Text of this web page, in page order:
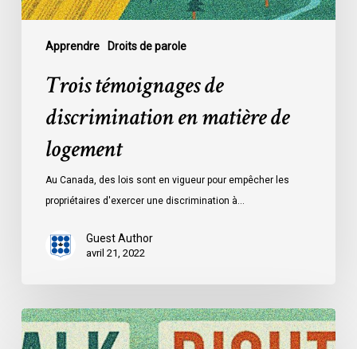
Apprendre Droits de parole
Trois témoignages de
discrimination en matière de
logement
Au Canada, des lois sont en vigueur pour empêcher les
propriétaires d'exercer une discrimination à…
Guest Author
avril 21, 2022
Trois
témoignages